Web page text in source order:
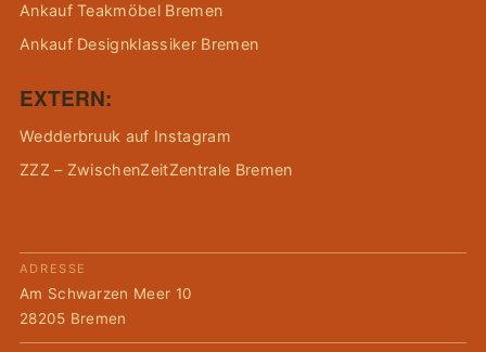
Ankauf Teakmöbel Bremen
Ankauf Designklassiker Bremen
EXTERN:
Wedderbruuk auf Instagram
ZZZ – ZwischenZeitZentrale Bremen
ADRESSE
Am Schwarzen Meer 10
28205 Bremen